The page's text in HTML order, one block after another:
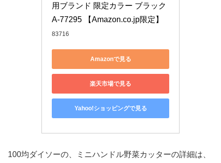
用ブランド 限定カラー ブラック
A-77295 【Amazon.co.jp限定】
83716
Amazonで見る
楽天市場で見る
Yahoo!ショッピングで見る
100均ダイソーの、ミニハンドル野菜カッターの詳細は、